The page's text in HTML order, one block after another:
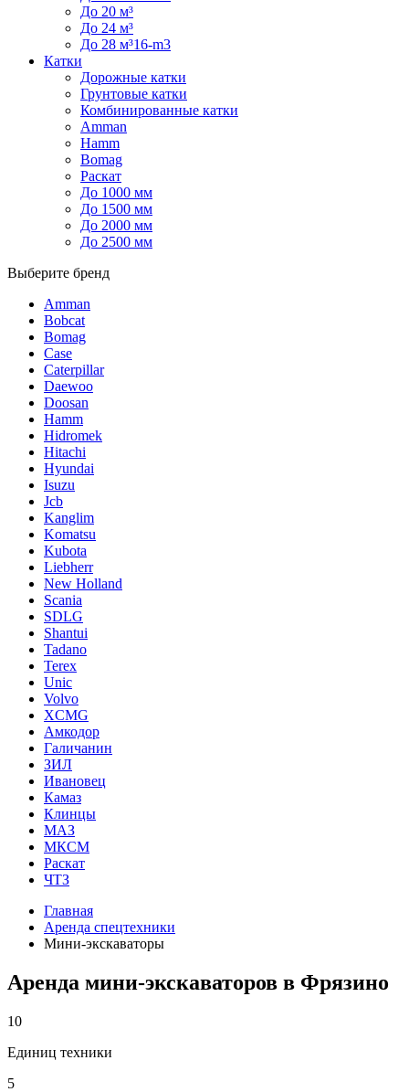
До 20 м³
До 24 м³
До 28 м³16-m3
Катки
Дорожные катки
Грунтовые катки
Комбинированные катки
Amman
Hamm
Bomag
Раскат
До 1000 мм
До 1500 мм
До 2000 мм
До 2500 мм
Выберите бренд
Amman
Bobcat
Bomag
Case
Caterpillar
Daewoo
Doosan
Hamm
Hidromek
Hitachi
Hyundai
Isuzu
Jcb
Kanglim
Komatsu
Kubota
Liebherr
New Holland
Scania
SDLG
Shantui
Tadano
Terex
Unic
Volvo
XCMG
Амкодор
Галичанин
ЗИЛ
Ивановец
Камаз
Клинцы
МАЗ
МКСМ
Раскат
ЧТЗ
Главная
Аренда спецтехники
Мини-экскаваторы
Аренда мини-экскаваторов в Фрязино
10
Единиц техники
5